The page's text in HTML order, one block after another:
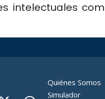
intelectuales